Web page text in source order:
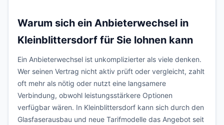
Warum sich ein Anbieterwechsel in
Kleinblittersdorf für Sie lohnen kann
Ein Anbieterwechsel ist unkomplizierter als viele denken.
Wer seinen Vertrag nicht aktiv prüft oder vergleicht, zahlt
oft mehr als nötig oder nutzt eine langsamere
Verbindung, obwohl leistungsstärkere Optionen
verfügbar wären. In Kleinblittersdorf kann sich durch den
Glasfaserausbau und neue Tarifmodelle das Angebot seit